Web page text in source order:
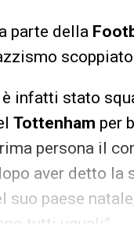
parte della
è infatti stato
Tottenham per
persona il
aver detto
suo paese